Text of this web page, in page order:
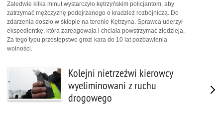
Zaledwie kilka minut wystarczyło kętrzyńskim policjantom, aby
zatrzymać mężczyznę podejrzanego o kradzież rozbójniczą. Do
zdarzenia doszło w sklepie na terenie Kętrzyna. Sprawca uderzył
ekspedientkę, która zareagowała i chciała powstrzymać złodzieja.
Za tego typu przestępstwo grozi kara do 10 lat pozbawienia
wolności.
Kolejni nietrzeźwi kierowcy
wyeliminowani z ruchu
drogowego